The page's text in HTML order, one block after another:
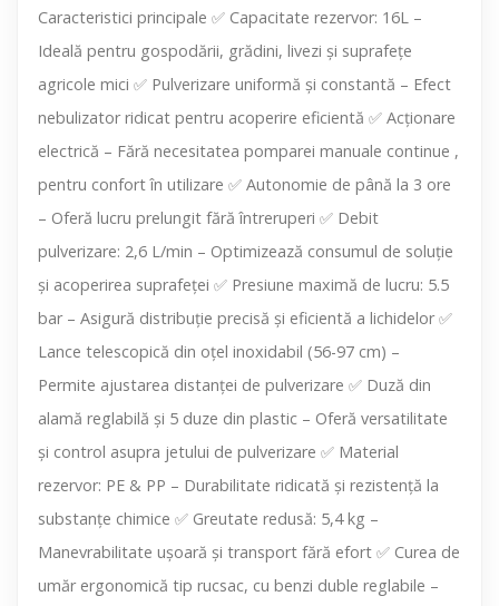
Caracteristici principale ✅ Capacitate rezervor: 16L –
Ideală pentru gospodării, grădini, livezi și suprafețe
agricole mici ✅ Pulverizare uniformă și constantă – Efect
nebulizator ridicat pentru acoperire eficientă ✅ Acționare
electrică – Fără necesitatea pomparei manuale continue ,
pentru confort în utilizare ✅ Autonomie de până la 3 ore
– Oferă lucru prelungit fără întreruperi ✅ Debit
pulverizare: 2,6 L/min – Optimizează consumul de soluție
și acoperirea suprafeței ✅ Presiune maximă de lucru: 5.5
bar – Asigură distribuție precisă și eficientă a lichidelor ✅
Lance telescopică din oțel inoxidabil (56-97 cm) –
Permite ajustarea distanței de pulverizare ✅ Duză din
alamă reglabilă și 5 duze din plastic – Oferă versatilitate
și control asupra jetului de pulverizare ✅ Material
rezervor: PE & PP – Durabilitate ridicată și rezistență la
substanțe chimice ✅ Greutate redusă: 5,4 kg –
Manevrabilitate ușoară și transport fără efort ✅ Curea de
umăr ergonomică tip rucsac, cu benzi duble reglabile –